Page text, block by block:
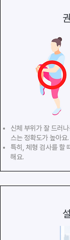
신체 부위가 잘 드러
스는 정확도가 높아요.
특히, 체형 검사를 할
해요.